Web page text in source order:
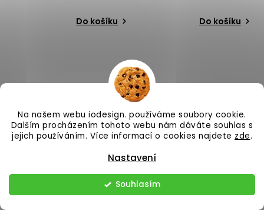
Na našem webu iodesign. používáme soubory cookie.
Dalším procházením tohoto webu nám dáváte souhlas s
jejich používáním. Více informací o cookies najdete zde.
Nastavení
Souhlasím
Do košíku Do košíku
–24 %
Dřevěný TV stolek FRAM
29x100 cm
–25 %
Psací stůl MARSIL bílý